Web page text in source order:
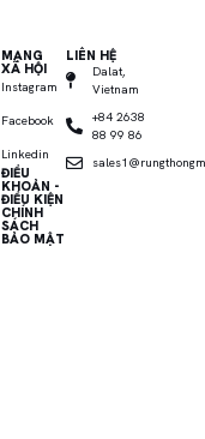
MẠNG
XÃ HỘI
Instagram
Facebook
Linkedin
ĐIỀU
KHOẢN -
ĐIỀU KIỆN
CHÍNH
SÁCH
BẢO MẬT
LIÊN HỆ
Dalat,
Vietnam
+84 2638
88 99 86